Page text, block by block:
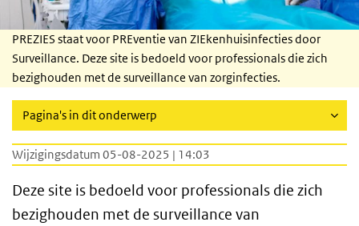
PREZIES staat voor PREventie van ZIEkenhuisinfecties door
Surveillance. Deze site is bedoeld voor professionals die zich
bezighouden met de surveillance van zorginfecties.
Pagina's in dit onderwerp
Wijzigingsdatum 05-08-2025 | 14:03
Deze site is bedoeld voor professionals die zich
bezighouden met de surveillance van